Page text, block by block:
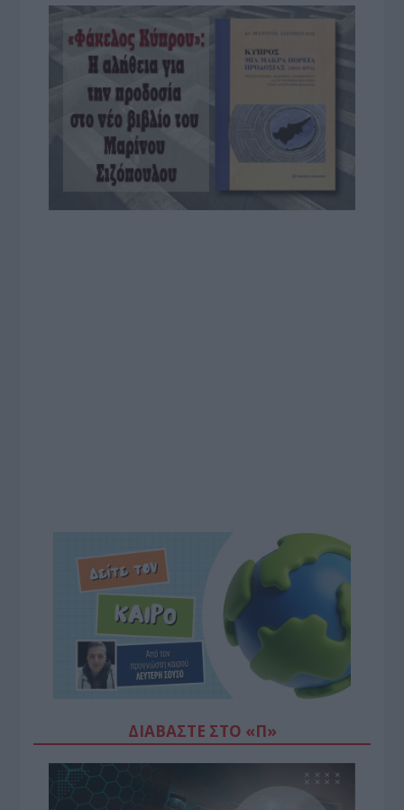
ΔΙΑΒΆΣΤΕ ΣΤΟ «Π»